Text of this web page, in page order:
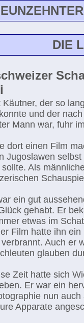
DIE
Käutner, der so
und der
Mann war, fuhr
dort einen Film
Jugoslawen
sollte. Als
ein gut
gehabt. Er
etwas im
Film hatte ihn
Auch er
glauben
Zeit hatte sich
Er war ein
nun
Apparate